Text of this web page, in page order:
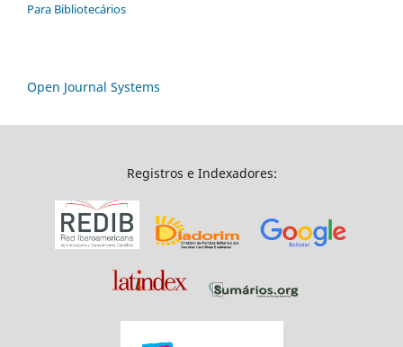
Para Bibliotecários
Open Journal Systems
Registros e Indexadores: